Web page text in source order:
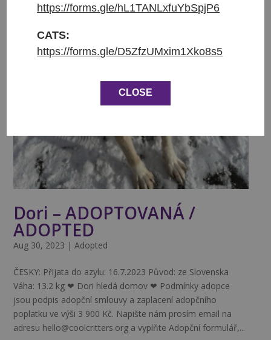
Dori – ADOPTOVANÁ /
ADOPTED
Aug 30, 2023 | Adopted
ČESKY: Přijata do azylu: 16.7.2023 Původ: ze Slovenska
Váha: 13.2 kg ❤ Dori hledá domov ❤ Podmínky adopce
jsou podpis adopční smlouvy a zaplacení adopčního
poplatku ve výši 3 900 Kč. Napište nám prosím email na
adresu hello@coolcritters.org a vyplňte Adopční formulář,...
https://forms.gle/hL1TANLxfuYbSpjP6
CATS:
https://forms.gle/D5ZfzUMxim1Xko8s5
CLOSE